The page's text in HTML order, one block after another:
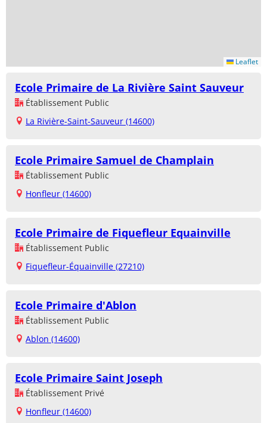
Leaflet
Ecole Primaire de La Rivière Saint Sauveur
Établissement Public
La Rivière-Saint-Sauveur (14600)
Ecole Primaire Samuel de Champlain
Établissement Public
Honfleur (14600)
Ecole Primaire de Fiquefleur Equainville
Établissement Public
Fiquefleur-Équainville (27210)
Ecole Primaire d'Ablon
Établissement Public
Ablon (14600)
Ecole Primaire Saint Joseph
Établissement Privé
Honfleur (14600)